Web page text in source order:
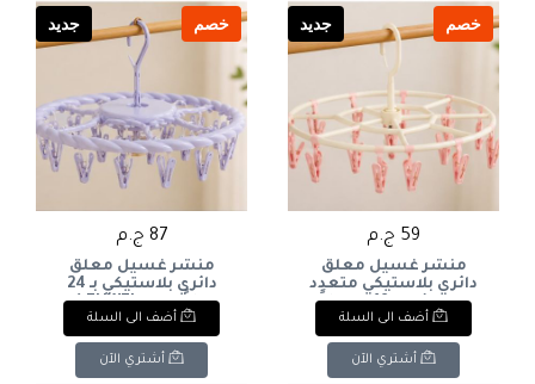
خصم جديد
59 ج.م
منشر غسيل معلق
دائري بلاستيكي متعدد
الوظائف بـ 18 ملقطاً
ماركة YISHUN (لون عاجي/
وردي). & : YISHUN Round
Plastic Multifunctional
Drying Hanger with 18
أضف الى السلة
أشتري الآن
خصم جديد
87 ج.م
منشر غسيل معلق
دائري بلاستيكي بـ 24
ملقطاً ماركة ENWEI (لون
بنفسجي/لافندر). & :
ENWEI Round Plastic
Hanging Laundry Drying
Rack with 24 Clips/Pegs
أضف الى السلة
أشتري الآن